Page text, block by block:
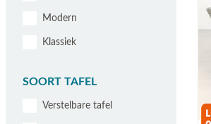
Modern
Klassiek
SOORT TAFEL
Verstelbare tafel